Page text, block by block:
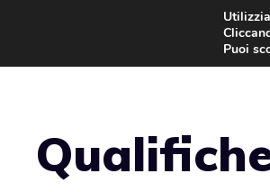
contenuto
Puoi